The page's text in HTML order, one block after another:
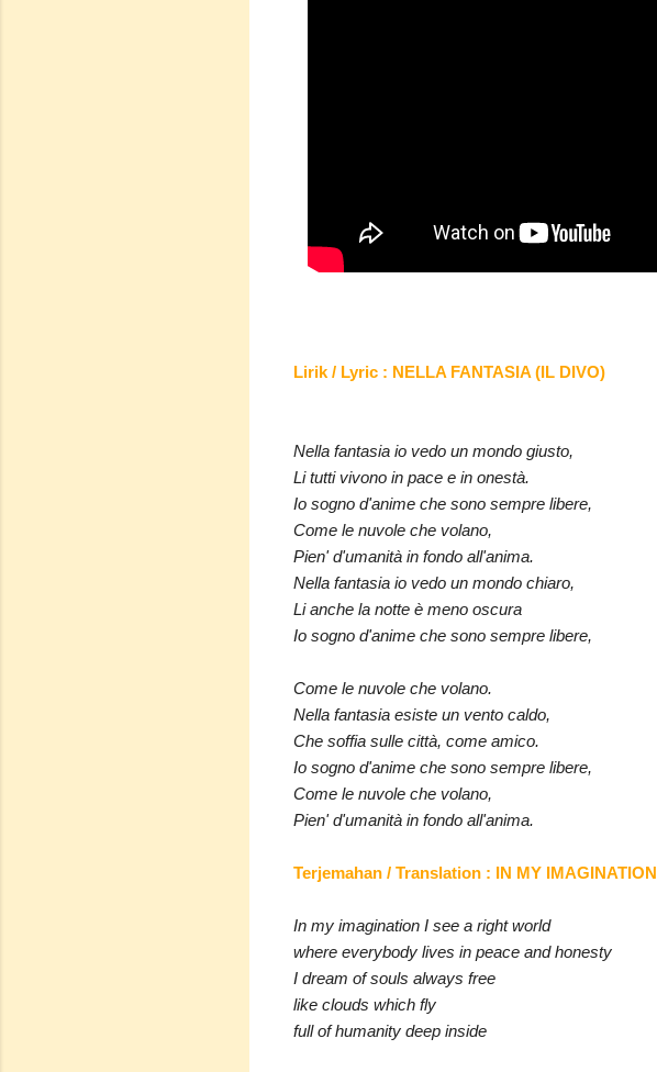
Lirik / Lyric : NELLA FANTASIA (IL DIVO)
Nella fantasia io vedo un mondo giusto,
Li tutti vivono in pace e in onestà.
Io sogno d'anime che sono sempre libere,
Come le nuvole che volano,
Pien' d'umanità in fondo all'anima.
Nella fantasia io vedo un mondo chiaro,
Li anche la notte è meno oscura
Io sogno d'anime che sono sempre libere,
Come le nuvole che volano.
Nella fantasia esiste un vento caldo,
Che soffia sulle città, come amico.
Io sogno d'anime che sono sempre libere,
Come le nuvole che volano,
Pien' d'umanità in fondo all'anima.
Terjemahan / Translation : IN MY IMAGINATION
In my imagination I see a right world
where everybody lives in peace and honesty
I dream of souls always free
like clouds which fly
full of humanity deep inside